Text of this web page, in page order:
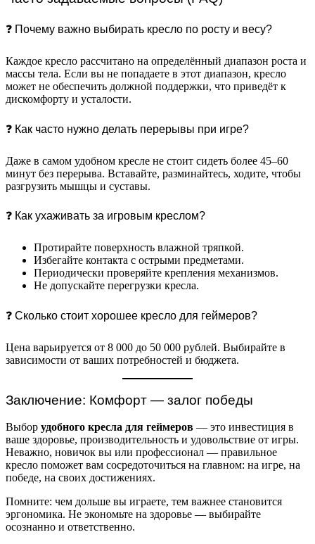
❓ Почему важно выбирать кресло по росту и весу?
Каждое кресло рассчитано на определённый диапазон роста и
массы тела. Если вы не попадаете в этот диапазон, кресло
может не обеспечить должной поддержки, что приведёт к
дискомфорту и усталости.
❓ Как часто нужно делать перерывы при игре?
Даже в самом удобном кресле не стоит сидеть более 45–60
минут без перерыва. Вставайте, разминайтесь, ходите, чтобы
разгрузить мышцы и суставы.
❓ Как ухаживать за игровым креслом?
Протирайте поверхность влажной тряпкой.
Избегайте контакта с острыми предметами.
Периодически проверяйте крепления механизмов.
Не допускайте перегрузки кресла.
❓ Сколько стоит хорошее кресло для геймеров?
Цена варьируется от 8 000 до 50 000 рублей. Выбирайте в
зависимости от ваших потребностей и бюджета.
Заключение: Комфорт — залог победы
Выбор удобного кресла для геймеров — это инвестиция в
ваше здоровье, производительность и удовольствие от игры.
Неважно, новичок вы или профессионал — правильное
кресло поможет вам сосредоточиться на главном: на игре, на
победе, на своих достижениях.
Помните: чем дольше вы играете, тем важнее становится
эргономика. Не экономьте на здоровье — выбирайте
осознанно и ответственно.